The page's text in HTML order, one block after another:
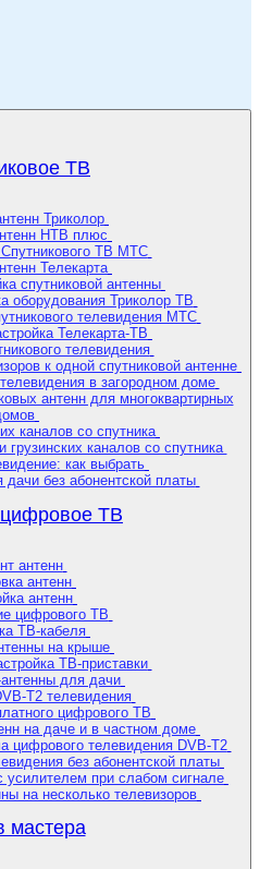
ТВ
Триколор
НТВ плюс
Спутникового ТВ МТС
Телекарта
спутниковой антенны
оборудования Триколор ТВ
телевидения МТС
Телекарта-ТВ
телевидения
к одной спутниковой антенне
в загородном доме
антенн для многоквартирных
каналов со спутника
грузинских каналов со спутника
как выбрать
дачи без абонентской платы
ТВ
антенн
антенн
антенн
цифрового ТВ
ТВ-кабеля
на крыше
ТВ-приставки
для дачи
T2 телевидения
цифрового ТВ
на даче и в частном доме
цифрового телевидения DVB-T2
без абонентской платы
усилителем при слабом сигнале
на несколько телевизоров
мастера